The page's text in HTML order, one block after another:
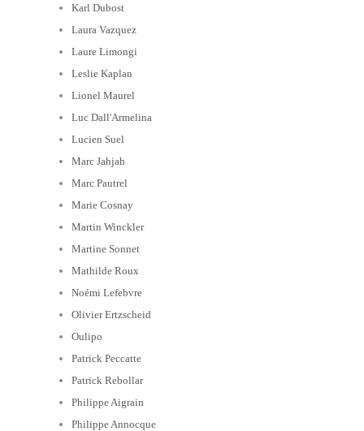
Karl Dubost
Laura Vazquez
Laure Limongi
Leslie Kaplan
Lionel Maurel
Luc Dall'Armelina
Lucien Suel
Marc Jahjah
Marc Pautrel
Marie Cosnay
Martin Winckler
Martine Sonnet
Mathilde Roux
Noémi Lefebvre
Olivier Ertzscheid
Oulipo
Patrick Peccatte
Patrick Rebollar
Philippe Aigrain
Philippe Annocque